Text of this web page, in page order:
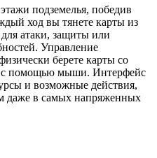
подземелья, победив
ход вы тянете карты из
атаки, защиты или
Управление
берете карты со
с помощью мыши. Интерфейс
и возможные действия,
даже в самых напряженных